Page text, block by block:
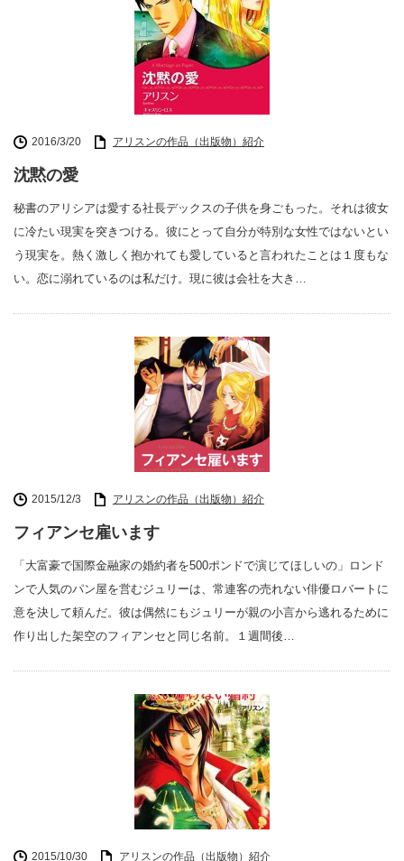
2016/3/20 アリスンの作品（出版物）紹介
沈黙の愛
秘書のアリシアは愛する社長デックスの子供を身ごもった。それは彼女
に冷たい現実を突きつける。彼にとって自分が特別な女性ではないとい
う現実を。熱く激しく抱かれても愛していると言われたことは１度もな
い。恋に溺れているのは私だけ。現に彼は会社を大き…
2015/12/3 アリスンの作品（出版物）紹介
フィアンセ雇います
「大富豪で国際金融家の婚約者を500ポンドで演じてほしいの」ロンド
ンで人気のパン屋を営むジュリーは、常連客の売れない俳優ロバートに
意を決して頼んだ。彼は偶然にもジュリーが親の小言から逃れるために
作り出した架空のフィアンセと同じ名前。１週間後…
2015/10/30 アリスンの作品（出版物）紹介